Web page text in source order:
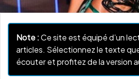
Note :Ce site est équipé d’un
articles. Sélectionnez le texte
écouter et profitez de la version